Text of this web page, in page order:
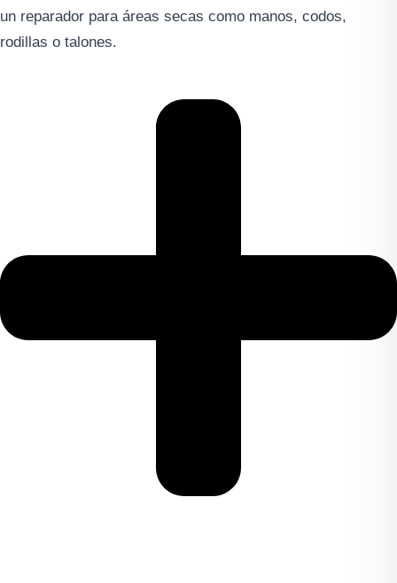
un reparador para áreas secas como manos, codos,
rodillas o talones.